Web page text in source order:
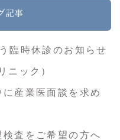
記事
臨時休診のお知らせ
ニック）
に産業医面談を求め
査をご希望の方へ